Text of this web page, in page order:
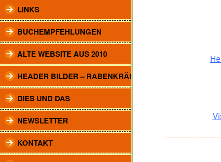
LINKS
BUCHEMPFEHLUNGEN
ALTE WEBSITE AUS 2010
HEADER BILDER – RABENKRÄHEN
DIES UND DAS
NEWSLETTER
KONTAKT